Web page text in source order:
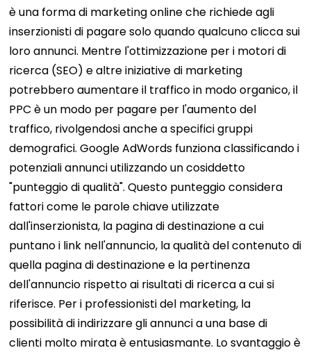
è una forma di marketing online che richiede agli
inserzionisti di pagare solo quando qualcuno clicca sui
loro annunci. Mentre l'ottimizzazione per i motori di
ricerca (SEO) e altre iniziative di marketing
potrebbero aumentare il traffico in modo organico, il
PPC è un modo per pagare per l'aumento del
traffico, rivolgendosi anche a specifici gruppi
demografici. Google AdWords funziona classificando i
potenziali annunci utilizzando un cosiddetto
"punteggio di qualità". Questo punteggio considera
fattori come le parole chiave utilizzate
dall'inserzionista, la pagina di destinazione a cui
puntano i link nell'annuncio, la qualità del contenuto di
quella pagina di destinazione e la pertinenza
dell'annuncio rispetto ai risultati di ricerca a cui si
riferisce. Per i professionisti del marketing, la
possibilità di indirizzare gli annunci a una base di
clienti molto mirata è entusiasmante. Lo svantaggio è